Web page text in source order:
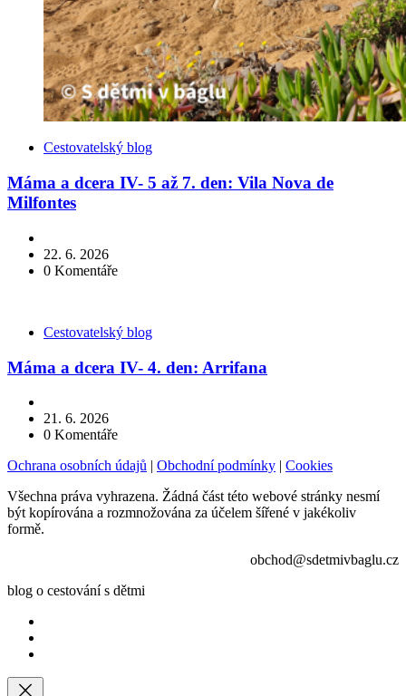
KategorieCestovatelský blog
Máma a dcera IV- 5 až 7. den: Vila Nova de
Milfontes
22. 6. 2026
0 Komentáře
KategorieCestovatelský blog
Máma a dcera IV- 4. den: Arrifana
21. 6. 2026
0 Komentáře
Ochrana osobních údajů | Obchodní podmínky | Cookies
Všechna práva vyhrazena. Žádná část této webové stránky nesmí
být kopírována a rozmnožována za účelem šířené v jakékoliv
formě.
obchod@sdetmivbaglu.cz
blog o cestování s dětmi